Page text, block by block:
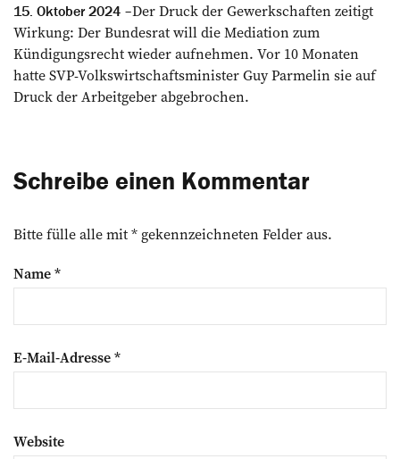
15. Oktober 2024
Der Druck der Gewerkschaften zeitigt
Wirkung: Der Bundesrat will die Mediation zum
Kündigungsrecht wieder aufnehmen. Vor 10 Monaten
hatte SVP-Volkswirtschaftsminister Guy Parmelin sie auf
Druck der Arbeitgeber abgebrochen.
Schreibe einen Kommentar
Bitte fülle alle mit * gekennzeichneten Felder aus.
Name*
E-Mail-Adresse*
Website